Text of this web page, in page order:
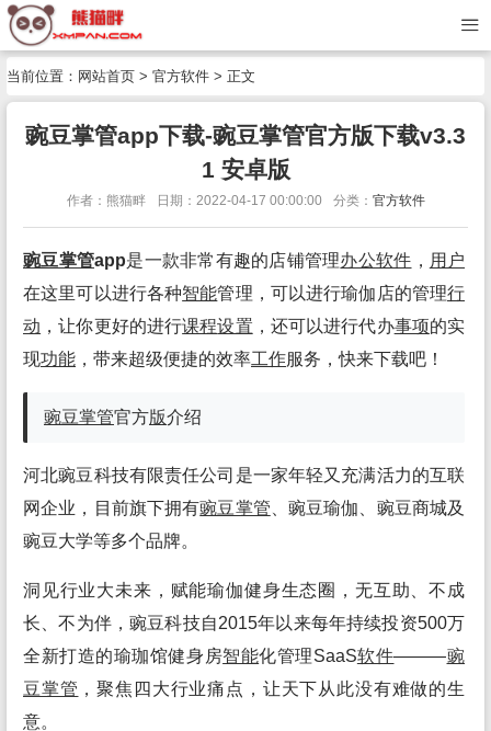
当前位置： 网站首页 > 官方软件 > 正文
豌豆掌管app下载-豌豆掌管官方版下载v3.3
1 安卓版
作者：熊猫畔 日期：2022-04-17 00:00:00 分类： 官方软件
豌豆掌管app是一款非常有趣的店铺管理办公软件 ， 用户
在这里可以进行各种智能管理，可以进行瑜伽店的管理行
动 ，让你更好的进行课程设置 ，还可以进行代办事项的实
现功能 ，带来超级便捷的效率工作服务，快来下载吧！
豌豆掌管官方版介绍
河北豌豆科技有限责任公司是一家年轻又充满活力的互联
网企业，目前旗下拥有豌豆掌管 、豌豆瑜伽、豌豆商城及
豌豆大学等多个品牌。
洞见行业大未来，赋能瑜伽健身生态圈，无互助、不成
长、不为伴，豌豆科技自2015年以来每年持续投资500万
全新打造的瑜珈馆健身房智能化管理SaaS软件———豌
豆掌管 ，聚焦四大行业痛点，让天下从此没有难做的生
意。